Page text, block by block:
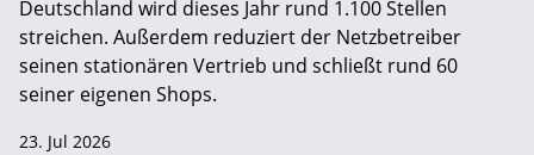
Deutschland wird dieses Jahr rund 1.100 Stellen
streichen. Außerdem reduziert der Netzbetreiber
seinen stationären Vertrieb und schließt rund 60
seiner eigenen Shops.
23. Jul 2026